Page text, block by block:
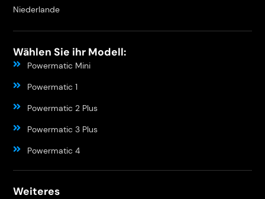
Niederlande
Wählen Sie ihr Modell:
Powermatic Mini
Powermatic 1
Powermatic 2 Plus
Powermatic 3 Plus
Powermatic 4
Weiteres